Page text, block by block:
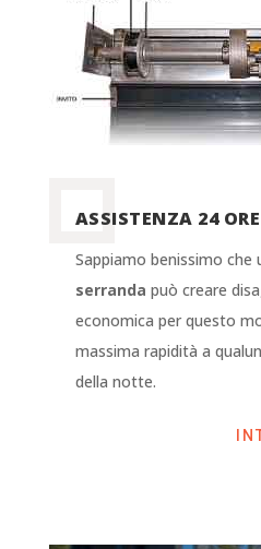
ASSISTENZA 24 ORE
Sappiamo benissimo che
serranda può creare
economica per questo
massima rapidità a
della notte.